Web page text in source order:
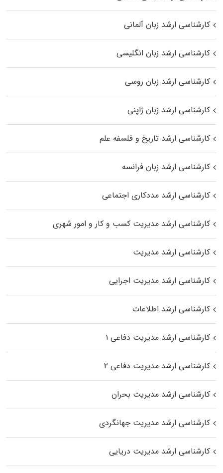
کارشناسی ارشد زبان آلمانی
کارشناسی ارشد زبان انگلیسی
کارشناسی ارشد زبان روسی
کارشناسی ارشد زبان ژاپنی
کارشناسی ارشد تاریخ و فلسفه علم
کارشناسی ارشد زبان فرانسه
کارشناسی ارشد مددکاری اجتماعی
کارشناسی ارشد مدیریت کسب و کار و امور شهری
کارشناسی ارشد مدیریت
کارشناسی ارشد مدیریت اجرایی
کارشناسی ارشد اطلاعات
کارشناسی ارشد مدیریت دفاعی ۱
کارشناسی ارشد مدیریت دفاعی ۲
کارشناسی ارشد مدیریت بحران
کارشناسی ارشد مدیریت جهانگردی
کارشناسی ارشد مدیریت دریایی